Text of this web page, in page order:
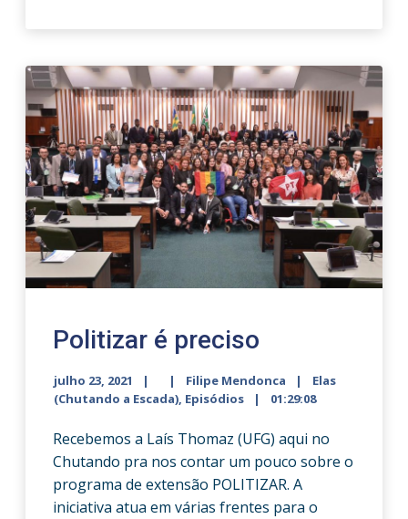
Politizar é preciso
julho 23, 2021 Filipe Mendonca
Elas
(Chutando a Escada), Episódios 01:29:08
Recebemos a Laís Thomaz (UFG) aqui no
Chutando pra nos contar um pouco sobre o
programa de extensão POLITIZAR. A
iniciativa atua em várias frentes para o